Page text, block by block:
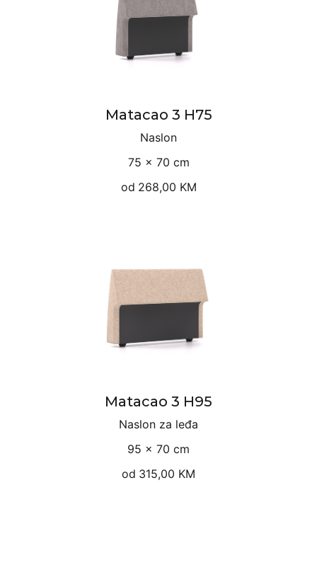
Matacao 3 H75
Naslon
75 × 70 cm
od 268,00 KM
Matacao 3 H95
Naslon za leđa
95 × 70 cm
od 315,00 KM